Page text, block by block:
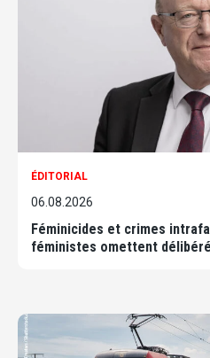
ÉDITORIAL
06.08.2026
Féminicides et crimes
féministes omettent